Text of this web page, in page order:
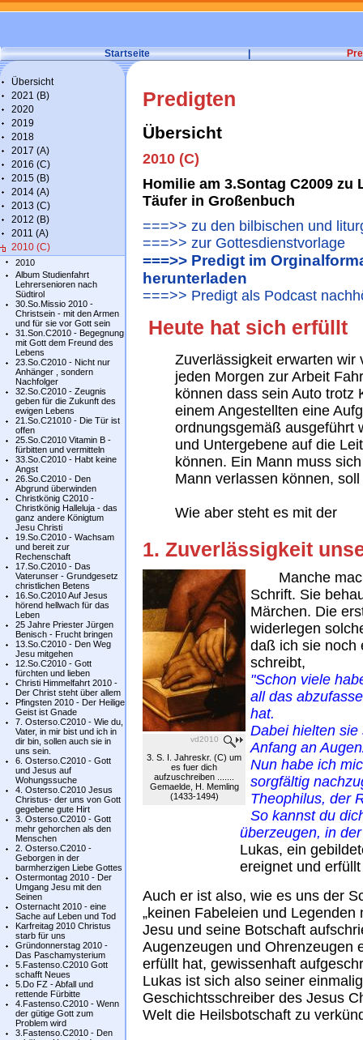
Startseite |
Übersicht
2021 (B)
2020
2019
2018
2017 (A)
2016 (C)
2015 (B)
2014 (A)
2013 (C)
2012 (B)
2011 (A)
2010 (C)
2010
Album Studienfahrt
Lehrersenioren nach
Südtirol
30.So.Missio 2010 -
Christsein - mit den Armen
und für sie vor Gott sein
31.Son.C2010 - Begegnung
mit Gott dem Freund des
Lebens
23.So.C2010 - Nicht nur
Anhänger , sondern
Nachfolger
32.So.C2010 - Zeugnis
geben für die Zukunft des
ewigen Lebens
21.So.C21010 - Die Tür ist
offen
25.So.C2010 Vitamin B -
fürbitten und vermitteln
33.So.C2010 - Habt keine
Angst
26.So.C2010 - Den
Abgrund überwinden
Christkönig C2010 -
Christkönig Halleluja - das
ganz andere Königtum
Jesu Christi
19.So.C2010 - Wachsam
und bereit zur
Rechenschaft
17.So.C2010 - Das
Vaterunser - Grundgesetz
christlichen Betens
16.So.C2010 Auf Jesus
hörend hellwach für das
Leben
25 Jahre Priester Jürgen
Benisch - Frucht bringen
13.So.C2010 - Den Weg
Jesu mitgehen
12.So.C2010 - Gott
fürchten und lieben
Christi Himmelfahrt 2010 -
Der Christ steht über allem
Pfingsten 2010 - Der Heilige
Geist ist Gnade
7. Osterso.C2010 - Wie du,
Vater, in mir bist und ich in
dir bin, sollen auch sie in
uns sein.
6. Osterso.C2010 - Gott
und Jesus auf
Wohungssuche
4. Osterso.C2010 Jesus
Christus- der uns von Gott
gegebene gute Hirt
3. Osterso.C2010 - Gott
mehr gehorchen als den
Menschen
2. Osterso.C2010 -
Geborgen in der
barmherzigen Liebe Gottes
Ostermontag 2010 - Der
Umgang Jesu mit den
Seinen
Osternacht 2010 - eine
Sache auf Leben und Tod
Karfreitag 2010 Christus
starb für uns
Gründonnerstag 2010 -
Das Paschamysterium
5.Fastenso.C2010 Gott
schafft Neues
5.Do FZ - Abfall und
rettende Fürbitte
4.Fastenso.C2010 - Wenn
der gütige Gott zum
Problem wird
3.Fastenso.C2010 - Den
Predigten
Übersicht
2010 (C)
Homilie am 3.Sontag C2009 zu
Täufer in Großenbuch
===>> zu den bilbischen und
===>> zur Gottesdienstvorlage
===>> Predigt im
herunterladen
===>> Predigt als Podcast
Heute hat sich erfüllt
Zuverlässigkeit erwarten wir
jeden Morgen zur Arbeit
können dass sein Auto trotz
einem Angestellten eine
ordnungsgemäß ausgeführt
und Untergebene auf die
können. Ein Mann muss
Mann verlassen können,
Wie aber steht es mit der
1. Zuverlässigkeit
vd2010
3. S. I. Jahreskr. (C) um
es fuer dich
aufzuschreiben .......
Gemaelde, H. Memling
(1433-1494)
Manche
Schrift. Sie
Märchen. Die
widerlegen
daß ich sie noch
schreibt,
"Schon viele
all das
hat.
Dabei hielten
Anfang an
Nun habe ich
sorgfältig
Theophilus, der
So kannst du
überzeugen, in
Lukas, ein
ereignet und
Auch er ist also, wie es uns der
„keinen Fabeleien und
Jesu und seine Botschaft
Augenzeugen und Ohrenzeugen
erfüllt hat, gewissenhaft
Lukas ist sich also seiner
Geschichtsschreiber des Jesus
Welt die Heilsbotschaft zu